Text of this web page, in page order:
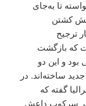
تا به‌جای
کشتن
ترجیح
که بازگشت
بود و این دو
ساخته‌اند. در
گفته که
بر سرکوب داعش